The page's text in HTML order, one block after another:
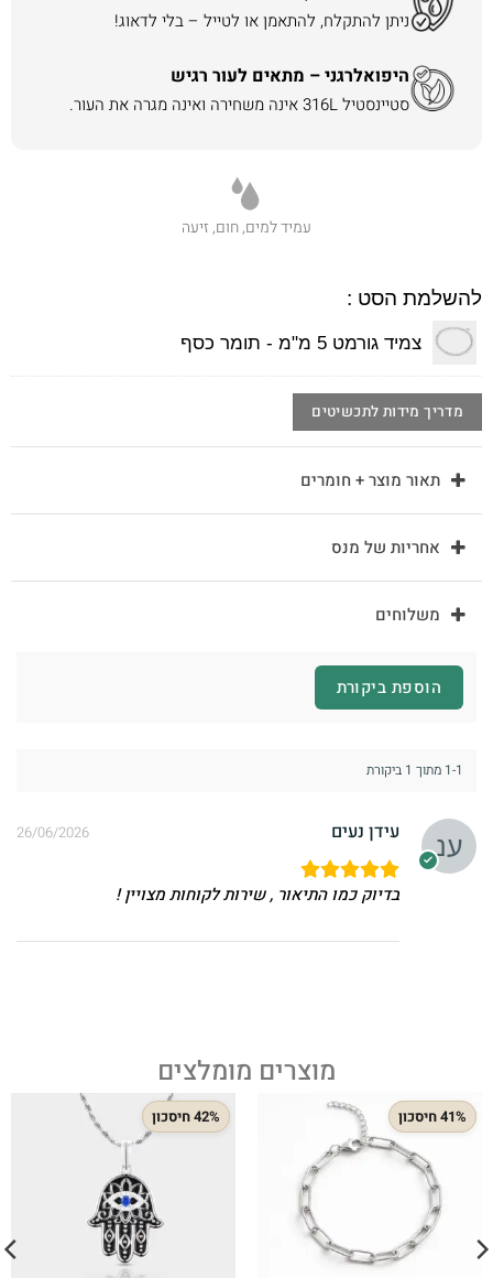
ניתן להתקלח, להתאמן או לטייל – בלי לדאוג!
היפואלרגני – מתאים לעור רגיש
סטיינסטיל 316L אינה משחירה ואינה מגרה את העור.
עמיד למים, חום, זיעה
להשלמת הסט :
צמיד גורמט 5 מ"מ - תומר כסף
מדריך מידות לתכשיטים
תאור מוצר + חומרים
אחריות של מנס
משלוחים
הוספת ביקורת
1-1 מתוך 1 ביקורת
עידן נעים 26/06/2026
בדיוק כמו התיאור , שירות לקוחות מצויין !
מוצרים מומלצים
41% חיסכון 42% חיסכון